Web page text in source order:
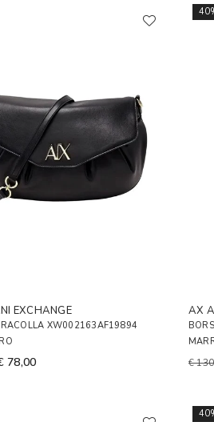
EXCHANGE
XW002163AF19894
78,00
AX
€